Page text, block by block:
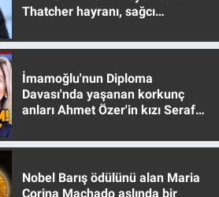
Thatcher hayranı, sağcı
İmamoğlu'nun Diploma
Davası'nda yaşanan korkunç
anları Ahmet Özer'in kızı Seraf
Nobel Barış ödülünü alan Maria
Corina Machado aslında bir